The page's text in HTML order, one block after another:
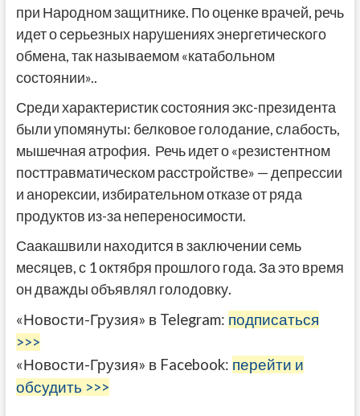
при Народном защитнике. По оценке врачей, речь
идет о серьезных нарушениях энергетического
обмена, так называемом «катабольном
состоянии»..
Среди характеристик состояния экс-президента
были упомянуты: белковое голодание, слабость,
мышечная атрофия. Речь идет о «резистентном
посттравматическом расстройстве» — депрессии
и анорексии, избирательном отказе от ряда
продуктов из-за непереносимости.
Саакашвили находится в заключении семь
месяцев, с 1 октября прошлого года. За это время
он дважды объявлял голодовку.
«Новости-Грузия» в Telegram: подписаться
>>>
«Новости-Грузия» в Facebook: перейти и
обсудить >>>